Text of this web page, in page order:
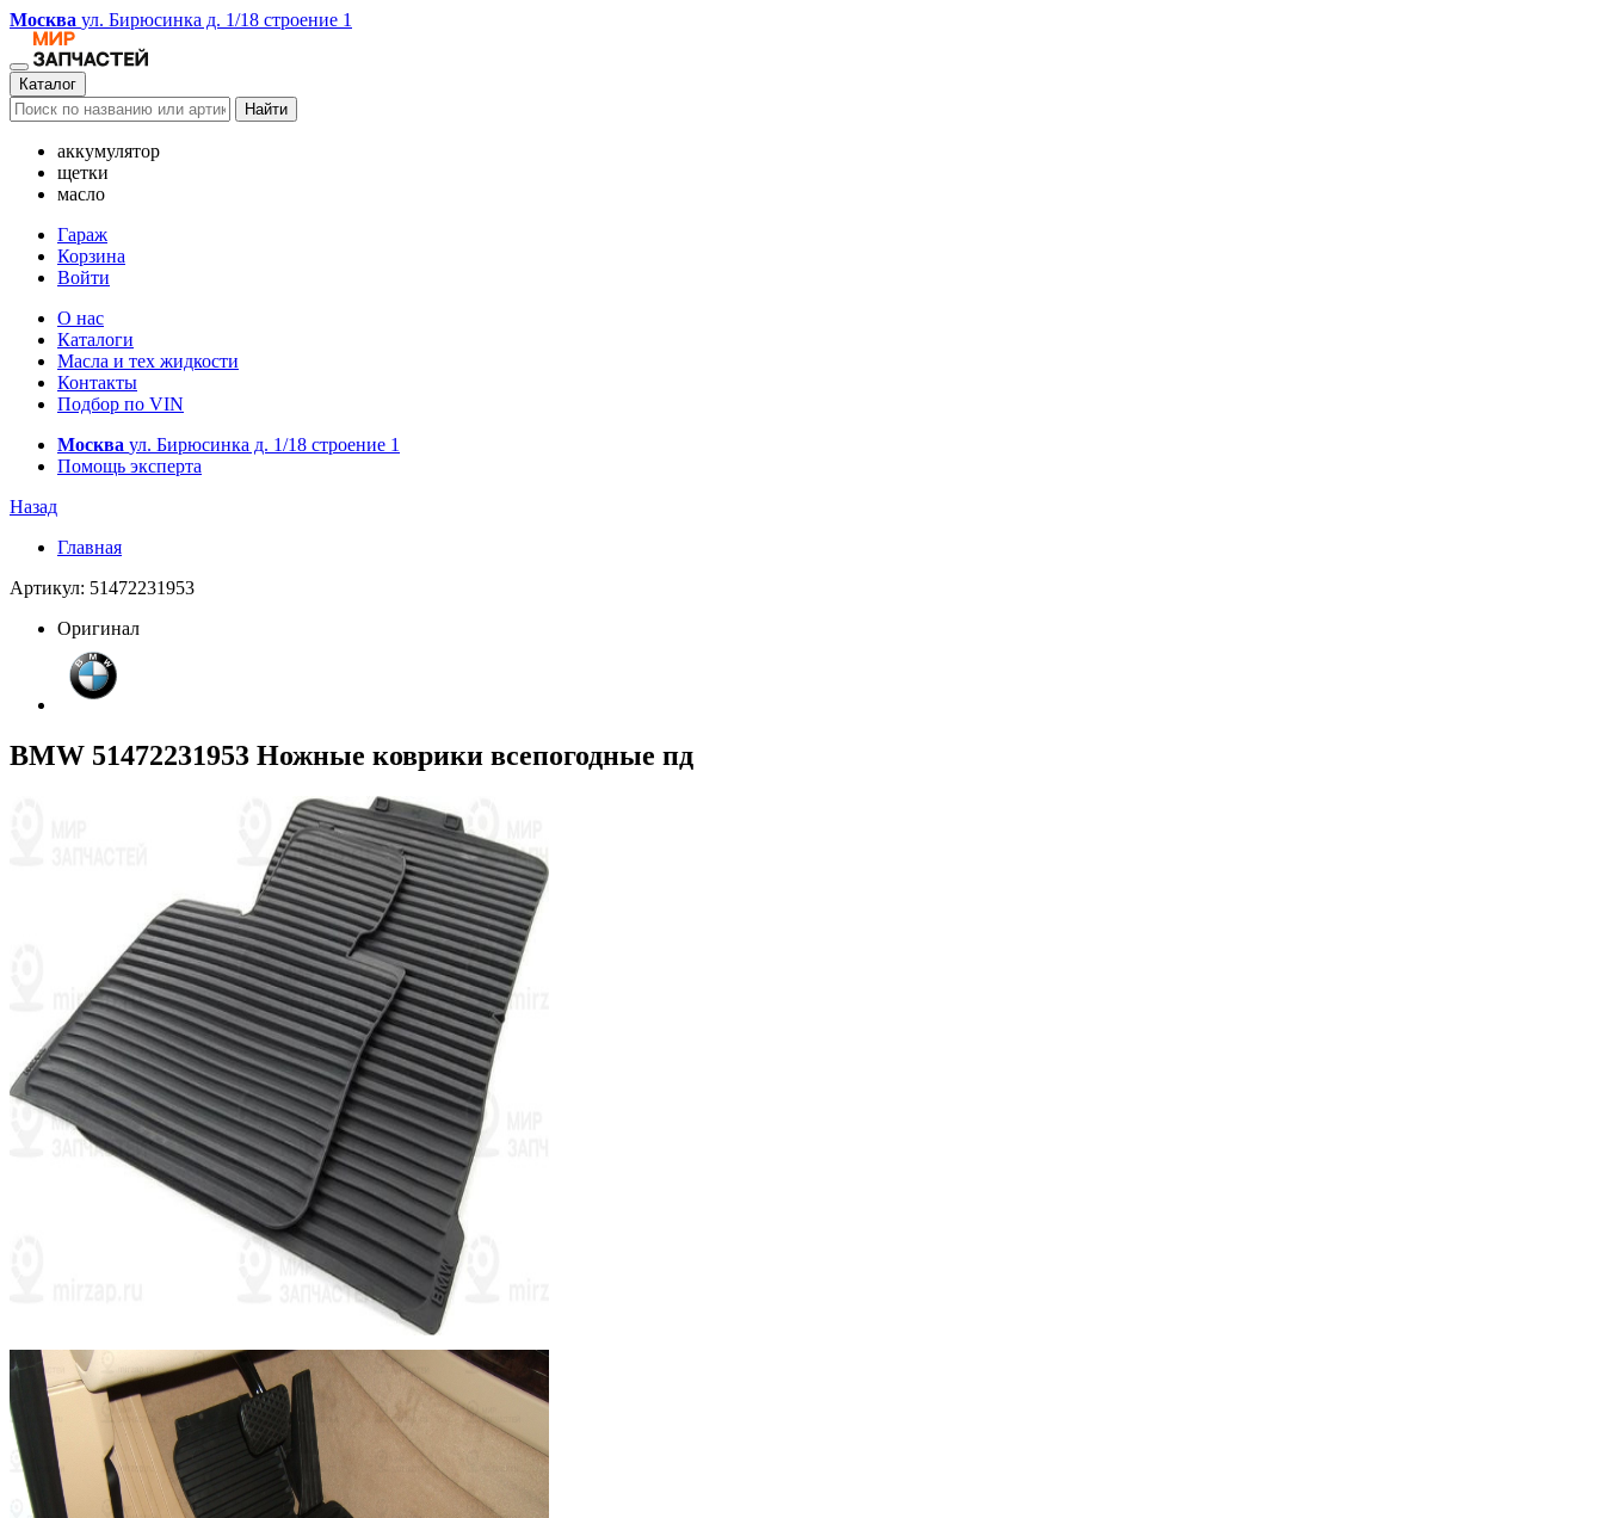
Москва ул. Бирюсинка д. 1/18 строение 1
Каталог
Найти
аккумулятор
щетки
масло
Гараж
Корзина
Войти
О нас
Каталоги
Масла и тех жидкости
Контакты
Подбор по VIN
Москва ул. Бирюсинка д. 1/18 строение 1
Помощь эксперта
Назад
Главная
Артикул: 51472231953
Оригинал
BMW 51472231953 Ножные коврики всепогодные пд